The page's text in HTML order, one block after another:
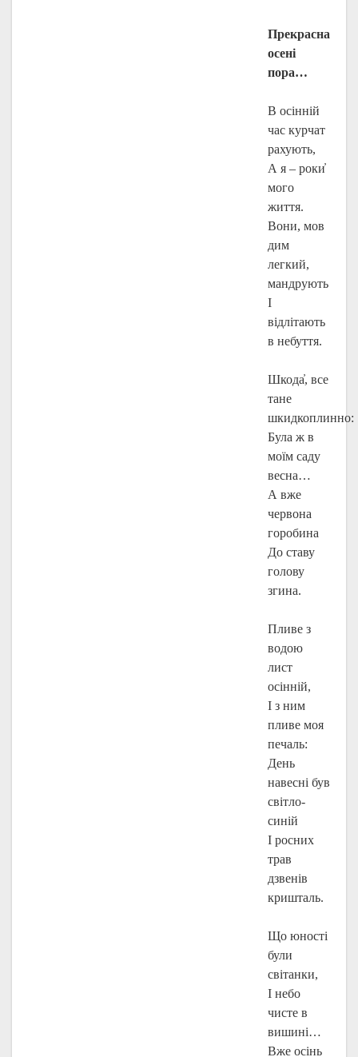
Прекрасна
осені
пора…
В осінній
час курчат
рахують,
А я – роки҆
мого
життя.
Вони, мов
дим
легкий,
мандрують
І
відлітають
в небуття.
Шкода҆, все
тане
шкидкоплинно:
Була ж в
моїм саду
весна…
А вже
червона
горобина
До ставу
голову
згина.
Пливе з
водою
лист
осінній,
І з ним
пливе моя
печаль:
День
навесні був
світло-
синій
І росних
трав
дзвенів
кришталь.
Що юності
були
світанки,
І небо
чисте в
вишині…
Вже осінь